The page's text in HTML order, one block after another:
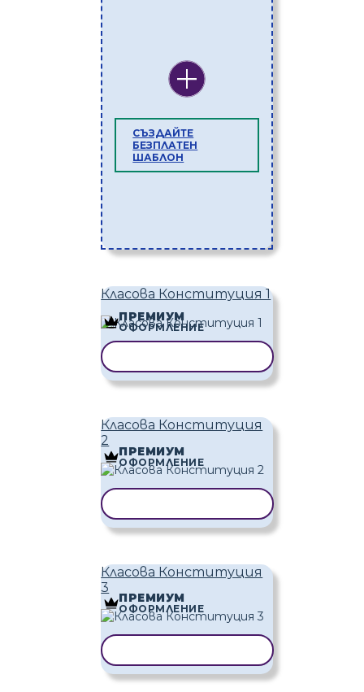
СЪЗДАЙТЕ
БЕЗПЛАТЕН
ШАБЛОН
Класова Конституция 1
ПРЕМИУМ
ОФОРМЛЕНИЕ
Класова Конституция
2
ПРЕМИУМ
ОФОРМЛЕНИЕ
Класова Конституция
3
ПРЕМИУМ
ОФОРМЛЕНИЕ